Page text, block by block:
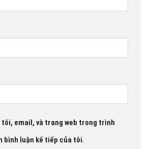
tôi, email, và trang web trong trình
bình luận kế tiếp của tôi.